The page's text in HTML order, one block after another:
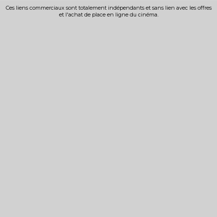
Ces liens commerciaux sont totalement indépendants et sans lien avec les offres
et l'achat de place en ligne du cinéma.